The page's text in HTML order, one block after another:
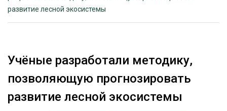
ЖУРНАЛ «ЛЕСНОЙ КОМПЛЕКС»
РЕКЛАМОДАТЕЛЯМ
развитие лесной экосистемы
Учёные разработали методику,
позволяющую прогнозировать
развитие лесной экосистемы